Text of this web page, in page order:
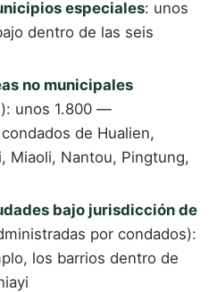
especiales: unos
dentro de las seis
no municipales
unos 1.800 —
de Hualien,
Miaoli, Nantou, Pingtung,
bajo jurisdicción de
por condados):
los barrios dentro de